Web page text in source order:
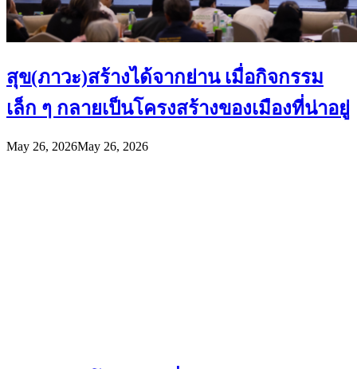
สุข(ภาวะ)สร้างได้จากย่าน เมื่อกิจกรรม
เล็ก ๆ กลายเป็นโครงสร้างของเมืองที่น่าอยู่
May 26, 2026May 26, 2026